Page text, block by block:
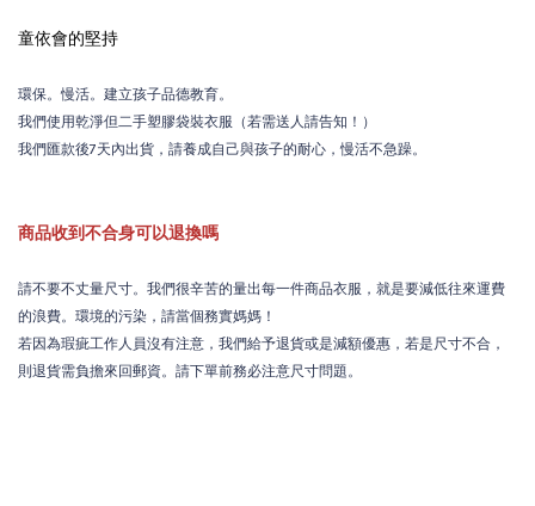
童依會的堅持
環保。慢活。建立孩子品德教育。
我們使用乾淨但二手塑膠袋裝衣服（若需送人請告知！）
我們匯款後7天內出貨，請養成自己與孩子的耐心，慢活不急躁。
商品收到不合身可以退換嗎
請不要不丈量尺寸。我們很辛苦的量出每一件商品衣服，就是要減低往來運費
的浪費。環境的污染，請當個務實媽媽！
若因為瑕疵工作人員沒有注意，我們給予退貨或是減額優惠，若是尺寸不合，
則退貨需負擔來回郵資。請下單前務必注意尺寸問題。